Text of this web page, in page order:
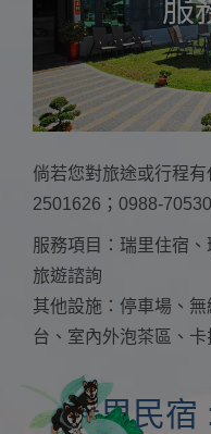
服
倘若您對旅途或行程
2501626；0988-
服務項目：瑞里住宿
旅遊諮詢
其他設施：停車場、
台、室內外泡茶區、
瑞里民宿